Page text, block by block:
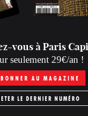
vous à Paris
seulement 29€/an !
AU MAGAZINE
LE DERNIER NUMÉRO